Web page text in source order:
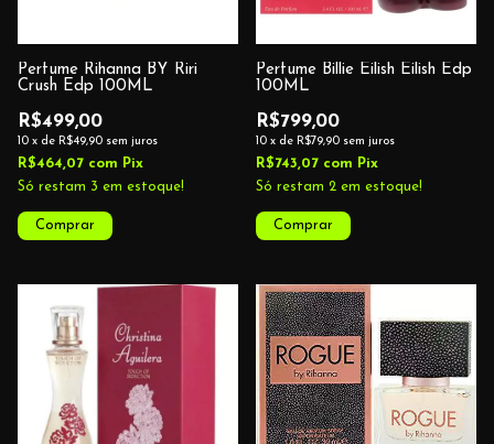
Perfume Rihanna BY Riri
Crush Edp 100ML
R$499,00
10 x de R$49,90 sem juros
R$464,07 com Pix
Só restam 3 em estoque!
Perfume Billie Eilish Eilish Edp
100ML
R$799,00
10 x de R$79,90 sem juros
R$743,07 com Pix
Só restam 2 em estoque!